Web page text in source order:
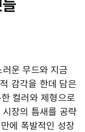
운 무드와 지금
감각을 한데 담은
컬러와 제형으로
장의 틈새를 공략
에 폭발적인 성장